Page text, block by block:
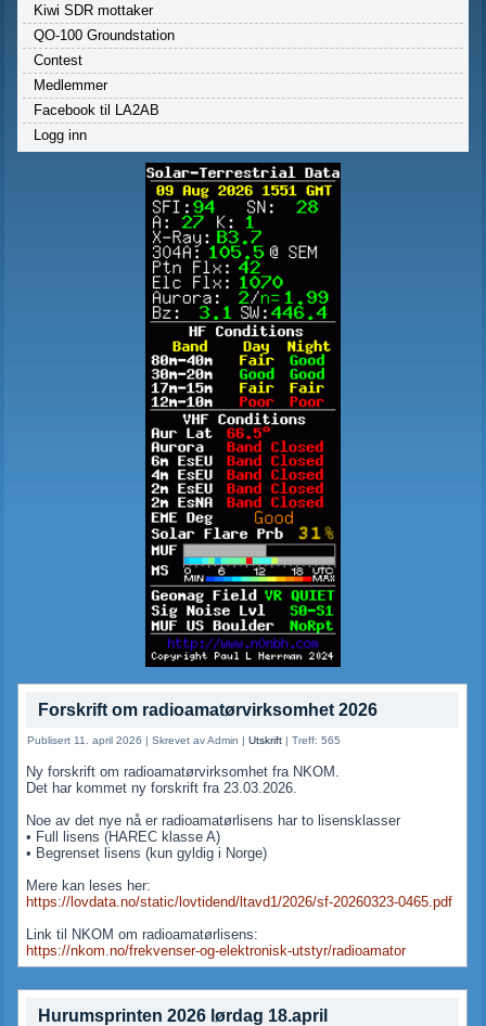
Kiwi SDR mottaker
QO-100 Groundstation
Contest
Medlemmer
Facebook til LA2AB
Logg inn
Forskrift om radioamatørvirksomhet 2026
Publisert 11. april 2026 |Skrevet av Admin |Utskrift |Treff: 565
Ny forskrift om radioamatørvirksomhet fra NKOM.
Det har kommet ny forskrift fra 23.03.2026.
Noe av det nye nå er radioamatørlisens har to lisensklasser
• Full lisens (HAREC klasse A)
• Begrenset lisens (kun gyldig i Norge)
Mere kan leses her:
https://lovdata.no/static/lovtidend/ltavd1/2026/sf-20260323-0465.pdf
Link til NKOM om radioamatørlisens:
https://nkom.no/frekvenser-og-elektronisk-utstyr/radioamator
Hurumsprinten 2026 lørdag 18.april